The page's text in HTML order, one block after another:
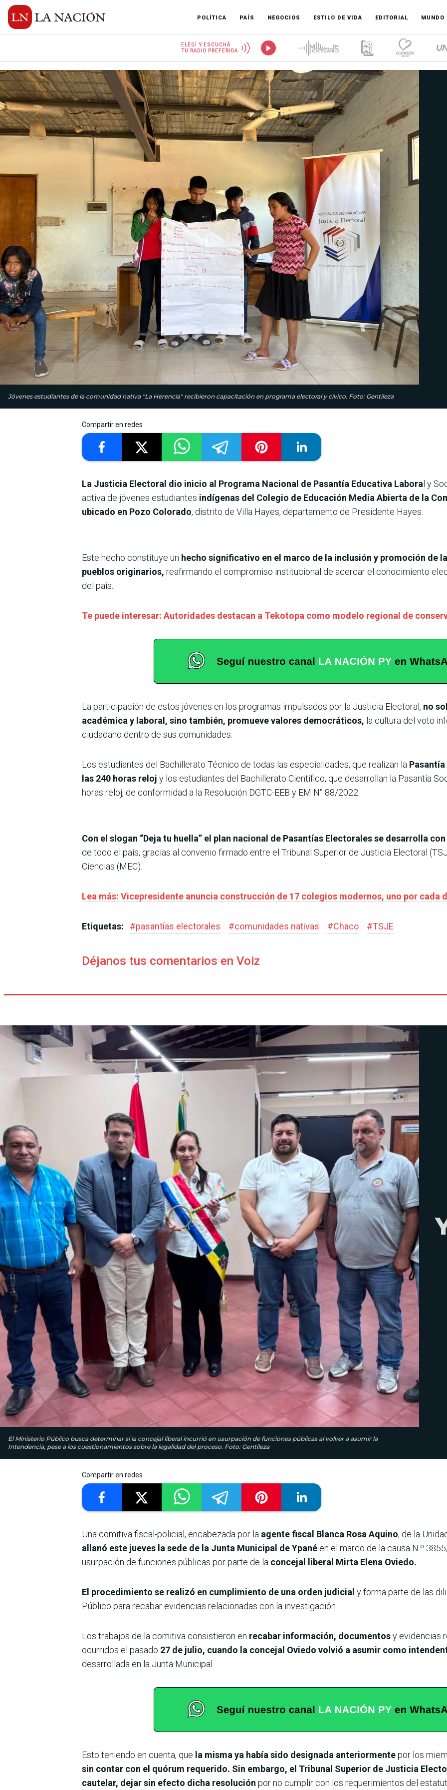
POLÍTICA PAÍS NEGOCIOS ESTILO DE VIDA EDITORIAL MUNDO
ELEGÍ Y ESCUCHÁ
TU RADIO PREFERIDA
Jóvenes estudiantes de la comunidad nativa "La Herencia" recibieron capacitación en programa electoral y cívico. Foto: Gentileza
Compartir en redes
La Justicia Electoral dio inicio al Programa Nacional de Pasantía Educativa Labora l y
activa de jóvenes estudiantes indígenas del Colegio de Educación Media Abierta de la
ubicado en Pozo Colorado, distrito de Villa Hayes, departamento de Presidente Hayes.
Este hecho constituye un hecho significativo en el marco de la inclusión y promoción de
pueblos originarios, reafirmando el compromiso institucional de acercar el conocimiento
del país.
Te puede interesar: Autoridades destacan a Tekotopa como modelo regional de
La participación de estos jóvenes en los programas impulsados por la Justicia Electoral, no
académica y laboral, sino también, promueve valores democráticos, la cultura del voto
ciudadano dentro de sus comunidades.
Los estudiantes del Bachillerato Técnico de todas las especialidades, que realizan la
las 240 horas reloj y los estudiantes del Bachillerato Científico, que desarrollan la Pasantía
horas reloj, de conformidad a la Resolución DGTC-EEB y EM N° 88/2022.
Con el slogan “Deja tu huella” el plan nacional de Pasantías Electorales se desarrolla
de todo el país, gracias al convenio firmado entre el Tribunal Superior de Justicia Electoral
Ciencias (MEC).
Lea más: Vicepresidente anuncia construcción de 17 colegios modernos, uno por cada
Etiquetas: #pasantías electorales #comunidades nativas #Chaco #TSJE
Déjanos tus comentarios en Voiz
El Ministerio Público busca determinar si la concejal liberal incurrió en usurpación de funciones públicas al volver a asumir la
Intendencia, pese a los cuestionamientos sobre la legalidad del proceso. Foto: Gentileza
Compartir en redes
Una comitiva fiscal-policial, encabezada por la agente fiscal Blanca Rosa Aquino, de la
allanó este jueves la sede de la Junta Municipal de Ypané en el marco de la causa N.º
usurpación de funciones públicas por parte de la concejal liberal Mirta Elena Oviedo.
El procedimiento se realizó en cumplimiento de una orden judicial y forma parte de las
Público para recabar evidencias relacionadas con la investigación.
Los trabajos de la comitiva consistieron en recabar información, documentosy evidencias
ocurridos el pasado 27 de julio, cuando la concejal Oviedo volvió a asumir como
desarrollada en la Junta Municipal.
Esto teniendo en cuenta, que la misma ya había sido designada anteriormentepor los
sin contar con el quórum requerido. Sin embargo, el Tribunal Superior de Justicia
cautelar, dejar sin efecto dicha resolución por no cumplir con los requerimientos del